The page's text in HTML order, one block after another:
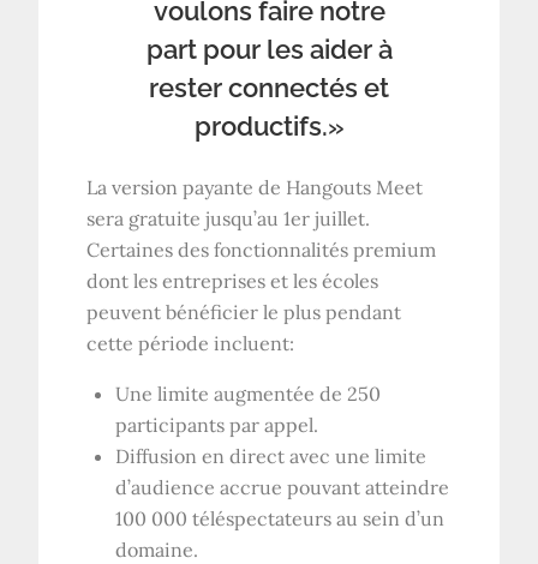
voulons faire notre
part pour les aider à
rester connectés et
productifs.»
La version payante de Hangouts Meet
sera gratuite jusqu’au 1er juillet.
Certaines des fonctionnalités premium
dont les entreprises et les écoles
peuvent bénéficier le plus pendant
cette période incluent:
Une limite augmentée de 250
participants par appel.
Diffusion en direct avec une limite
d’audience accrue pouvant atteindre
100 000 téléspectateurs au sein d’un
domaine.